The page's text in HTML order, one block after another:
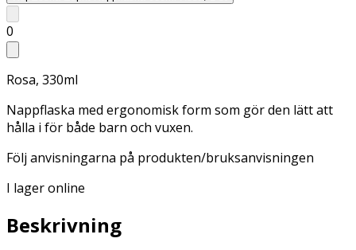
0
Rosa, 330ml
Nappflaska med ergonomisk form som gör den lätt att
hålla i för både barn och vuxen.
Följ anvisningarna på produkten/bruksanvisningen
I lager online
Beskrivning